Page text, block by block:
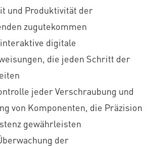
und Produktivität der
zugutekommen
digitale
die jeden Schritt der
jeder Verschraubung und
von Komponenten, die Präzision
gewährleisten
der